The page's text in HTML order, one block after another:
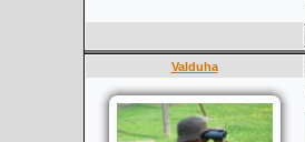
Valduha